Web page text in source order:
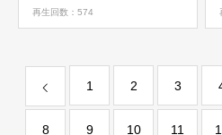
再生回数：574
1 2 3
8 9 10 11